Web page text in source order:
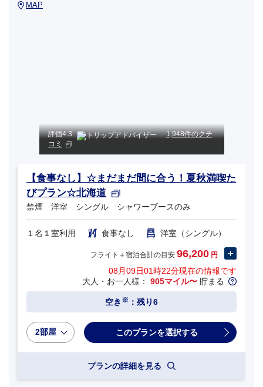
MAP
評価4.3
1,948件のクチ
コミ
【食事なし】☆まだまだ間に合う！夏秋満喫た
びプラン☆北海道
禁煙 洋室 シングル シャワーブースのみ
１名１室利用 食事なし 洋室（シングル）
フライト＋宿泊合計の目安 96,200 円
08月09日01時22分現在の情報です
大人・お一人様： 905マイル〜 貯まる
空き ※ ：残り6
2部屋
プランの詳細を見る